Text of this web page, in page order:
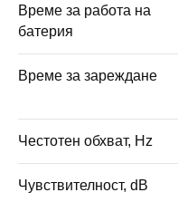
Време за работа на
батерия
Време за зареждане
Честотен обхват, Hz
Чувствителност, dB